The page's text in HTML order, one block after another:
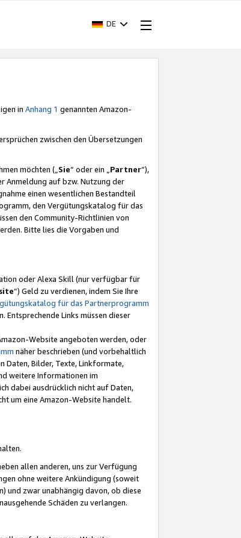
DE
in Anhang 1 genannten Amazon-
zwischen den Übersetzungen
möchten („Sie“ oder ein „Partner“),
Anmeldung auf bzw. Nutzung der
einen wesentlichen Bestandteil
den Vergütungskatalog für das
den Community-Richtlinien von
Bitte lies die Vorgaben und
oder Alexa Skill (nur verfügbar für
“) Geld zu verdienen, indem Sie Ihre
für das Partnerprogramm
Entsprechende Links müssen dieser
Website angeboten werden, oder
näher beschrieben (und vorbehaltlich
Daten, Bilder, Texte, Linkformate,
weitere Informationen im
dabei ausdrücklich nicht auf Daten,
um eine Amazon-Website handelt.
allen anderen, uns zur Verfügung
ohne weitere Ankündigung (soweit
und zwar unabhängig davon, ob diese
Schäden zu verlangen.